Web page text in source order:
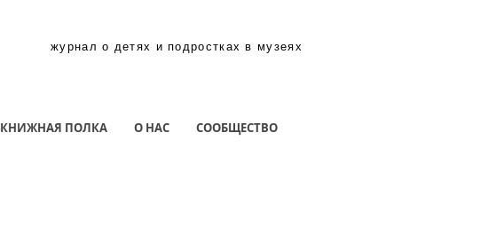
журнал о детях и подростках в музеях
КНИЖНАЯ ПОЛКА О НАС СООБЩЕСТВО